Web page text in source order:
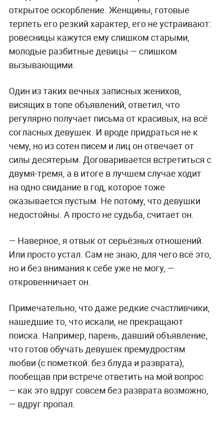
открытое оскорбление. Женщины, готовые
терпеть его резкий характер, его не устраивают:
ровесницы кажутся ему слишком старыми,
молодые разбитные девицы — слишком
вызывающими.
Один из таких вечных записных женихов,
висящих в топе объявлений, ответил, что
регулярно получает письма от красивых, на всё
согласных девушек. И вроде придраться не к
чему, но из сотен писем и лиц он отвечает от
силы десятерым. Договаривается встретиться с
двумя-тремя, а в итоге в лучшем случае ходит
на одно свидание в год, которое тоже
оказывается пустым. Не потому, что девушки
недостойны. А просто не судьба, считает он.
— Наверное, я отвык от серьёзных отношений.
Или просто устал. Сам не знаю, для чего всё это,
но и без внимания к себе уже не могу, —
откровенничает он.
Примечательно, что даже редкие счастливчики,
нашедшие то, что искали, не прекращают
поиска. Например, парень, давший объявление,
что готов обучать девушек премудростям
любви (с пометкой: без блуда и разврата),
пообещав при встрече ответить на мой вопрос
— как это вдруг совсем без разврата возможно,
— вдруг пропал.